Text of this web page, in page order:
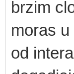
brzim
moras
od